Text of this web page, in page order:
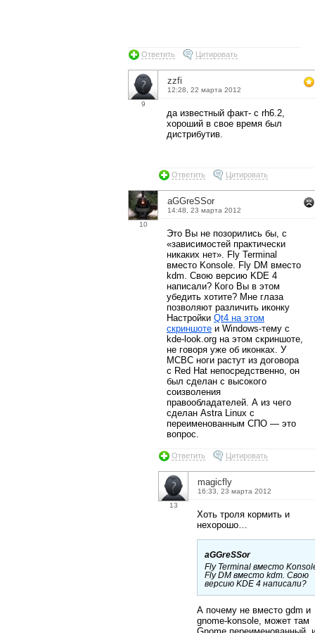
Ответить Цитировать
9
zzfi
12:28, 22 марта 2012
да известный факт- с rh6.2,
хороший в свое время был
дистрибутив.
Ответить Цитировать
10
aGGreSSor
14:48, 23 марта 2012
Это Вы не позорились бы, с
«зависимостей практически
никаких нет». Fly Terminal
вместо Konsole. Fly DM вместо
kdm. Свою версию KDE 4
написали? Кого Вы в этом
убедить хотите? Мне глаза
позволяют различить иконку
Настройки Qt4 на этом
скриншоте и Windows-тему с
kde-look.org на этом скриншоте,
не говоря уже об иконках. У
МСВС ноги растут из договора
с Red Hat непосредственно, он
был сделан с высокого
соизволения
правообладателей. А из чего
сделан Astra Linux с
переименованным СПО — это
вопрос.
Ответить Цитировать
13
magicfly
16:33, 23 марта 2012
Хоть троля кормить и
нехорошо…
aGGreSSor
Fly Terminal вместо
Fly DM вместо kdm. Свою
версию KDE 4 написали?
А почему не вместо gdm и
gnome-konsole, может там